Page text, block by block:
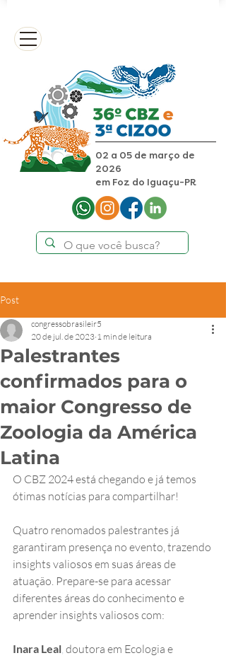
02 a 05 de março de
2026
em Foz do Iguaçu-PR
Post
Palestrantes
confirmados para o
maior Congresso de
Zoologia da América
Latina
congressobrasileir5
20 de jul. de 2023 1 min de leitura
O CBZ 2024 está chegando e já temos
ótimas notícias para compartilhar!
Quatro renomados palestrantes já
garantiram presença no evento, trazendo
insights valiosos em suas áreas de
atuação. Prepare-se para acessar
diferentes áreas do conhecimento e
aprender insights valiosos com:
Inara Leal, doutora em Ecologia e